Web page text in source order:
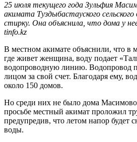
25 июля текущего года Зульфия
акимата Туздыбастауского
стирку. Она объяснила, что дома у
tinfo.kz
В местном акимате объяснили, что
где живет женщина, воду подает
водопроводную линию. Водопровод
лицом за свой счет. Благодаря ему,
около 150 домов.
Но среди них не было дома
просьбе местный акимат проложил
предупредив, что летом напор будет
воды.